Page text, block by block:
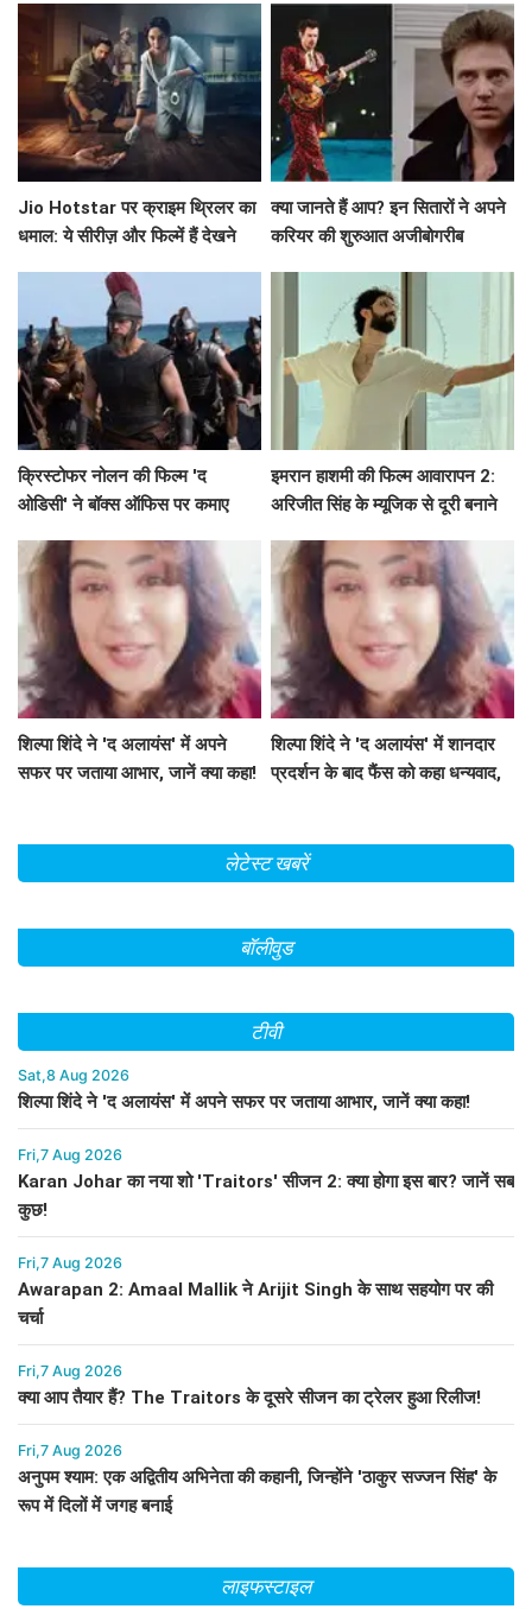
Jio Hotstar पर क्राइम थ्रिलर का
धमाल: ये सीरीज़ और फिल्में हैं देखने
क्या जानते हैं आप? इन सितारों ने अपने
करियर की शुरुआत अजीबोगरीब
क्रिस्टोफर नोलन की फिल्म 'द
ओडिसी' ने बॉक्स ऑफिस पर कमाए
इमरान हाशमी की फिल्म आवारापन 2:
अरिजीत सिंह के म्यूजिक से दूरी बनाने
शिल्पा शिंदे ने 'द अलायंस' में अपने
सफर पर जताया आभार, जानें क्या कहा!
शिल्पा शिंदे ने 'द अलायंस' में शानदार
प्रदर्शन के बाद फैंस को कहा धन्यवाद,
लेटेस्ट खबरें
बॉलीवुड
टीवी
Sat,8 Aug 2026
शिल्पा शिंदे ने 'द अलायंस' में अपने सफर पर जताया आभार, जानें क्या कहा!
Fri,7 Aug 2026
Karan Johar का नया शो 'Traitors' सीजन 2: क्या होगा इस बार? जानें सब
कुछ!
Fri,7 Aug 2026
Awarapan 2: Amaal Mallik ने Arijit Singh के साथ सहयोग पर की
चर्चा
Fri,7 Aug 2026
क्या आप तैयार हैं? The Traitors के दूसरे सीजन का ट्रेलर हुआ रिलीज!
Fri,7 Aug 2026
अनुपम श्याम: एक अद्वितीय अभिनेता की कहानी, जिन्होंने 'ठाकुर सज्जन सिंह' के
रूप में दिलों में जगह बनाई
लाइफस्टाइल